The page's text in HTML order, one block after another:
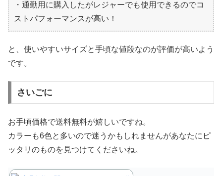
・通勤用に購入したがレジャーでも使用できるのでコ
ストパフォーマンスが高い！
と、使いやすいサイズと手頃な値段なのが評価が高いよう
です。
さいごに
お手頃価格で送料無料が嬉しいですね。
カラーも6色と多いので迷うかもしれませんがあなたにピ
ッタリのものを見つけてくださいね。